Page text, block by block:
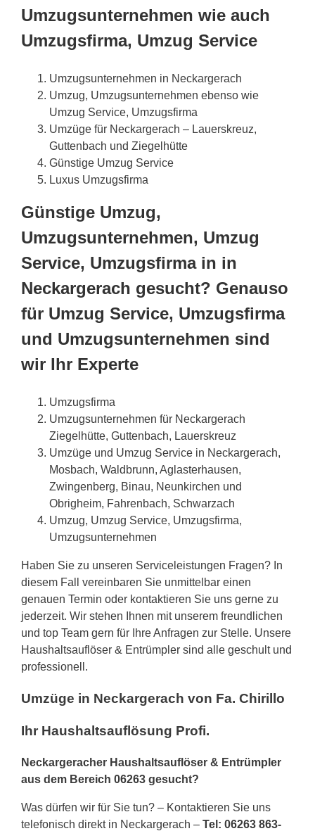
Umzugsunternehmen wie auch
Umzugsfirma, Umzug Service
Umzugsunternehmen in Neckargerach
Umzug, Umzugsunternehmen ebenso wie
Umzug Service, Umzugsfirma
Umzüge für Neckargerach – Lauerskreuz,
Guttenbach und Ziegelhütte
Günstige Umzug Service
Luxus Umzugsfirma
Günstige Umzug,
Umzugsunternehmen, Umzug
Service, Umzugsfirma in in
Neckargerach gesucht? Genauso
für Umzug Service, Umzugsfirma
und Umzugsunternehmen sind
wir Ihr Experte
Umzugsfirma
Umzugsunternehmen für Neckargerach
Ziegelhütte, Guttenbach, Lauerskreuz
Umzüge und Umzug Service in Neckargerach,
Mosbach, Waldbrunn, Aglasterhausen,
Zwingenberg, Binau, Neunkirchen und
Obrigheim, Fahrenbach, Schwarzach
Umzug, Umzug Service, Umzugsfirma,
Umzugsunternehmen
Haben Sie zu unseren Serviceleistungen Fragen? In
diesem Fall vereinbaren Sie unmittelbar einen
genauen Termin oder kontaktieren Sie uns gerne zu
jederzeit. Wir stehen Ihnen mit unserem freundlichen
und top Team gern für Ihre Anfragen zur Stelle. Unsere
Haushaltsauflöser & Entrümpler sind alle geschult und
professionell.
Umzüge in Neckargerach von Fa. Chirillo
Ihr Haushaltsauflösung Profi.
Neckargeracher Haushaltsauflöser & Entrümpler
aus dem Bereich 06263 gesucht?
Was dürfen wir für Sie tun? – Kontaktieren Sie uns
telefonisch direkt in Neckargerach – Tel: 06263 863-